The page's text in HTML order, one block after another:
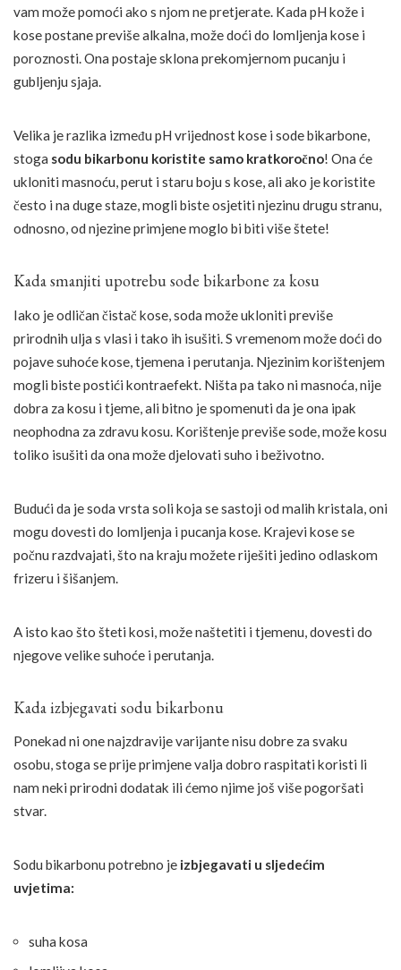
vam može pomoći ako s njom ne pretjerate. Kada pH kože i
kose postane previše alkalna, može doći do lomljenja kose i
poroznosti. Ona postaje sklona prekomjernom pucanju i
gubljenju sjaja.
Velika je razlika između pH vrijednost kose i sode bikarbone,
stoga sodu bikarbonu koristite samo kratkoročno! Ona će
ukloniti masnoću, perut i staru boju s kose, ali ako je koristite
često i na duge staze, mogli biste osjetiti njezinu drugu stranu,
odnosno, od njezine primjene moglo bi biti više štete!
Kada smanjiti upotrebu sode bikarbone za kosu
Iako je odličan čistač kose, soda može ukloniti previše
prirodnih ulja s vlasi i tako ih isušiti. S vremenom može doći do
pojave suhoće kose, tjemena i perutanja. Njezinim korištenjem
mogli biste postići kontraefekt. Ništa pa tako ni masnoća, nije
dobra za kosu i tjeme, ali bitno je spomenuti da je ona ipak
neophodna za zdravu kosu. Korištenje previše sode, može kosu
toliko isušiti da ona može djelovati suho i beživotno.
Budući da je soda vrsta soli koja se sastoji od malih kristala, oni
mogu dovesti do lomljenja i pucanja kose. Krajevi kose se
počnu razdvajati, što na kraju možete riješiti jedino odlaskom
frizeru i šišanjem.
A isto kao što šteti kosi, može naštetiti i tjemenu, dovesti do
njegove velike suhoće i perutanja.
Kada izbjegavati sodu bikarbonu
Ponekad ni one najzdravije varijante nisu dobre za svaku
osobu, stoga se prije primjene valja dobro raspitati koristi li
nam neki prirodni dodatak ili ćemo njime još više pogoršati
stvar.
Sodu bikarbonu potrebno je izbjegavati u sljedećim
uvjetima:
suha kosa